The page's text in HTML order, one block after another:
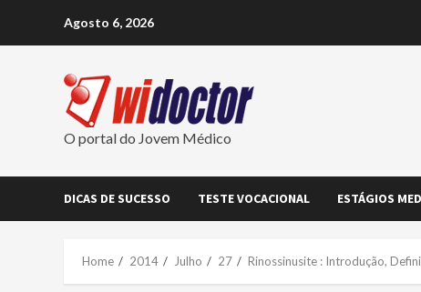
Agosto 6, 2026
O portal do Jovem Médico
DICAS DE SUCESSO TESTE VOCACIONAL ESTÁGIOS
Home 2014 Julho 27 Rinossinusite : Introdução,